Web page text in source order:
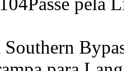
Southern